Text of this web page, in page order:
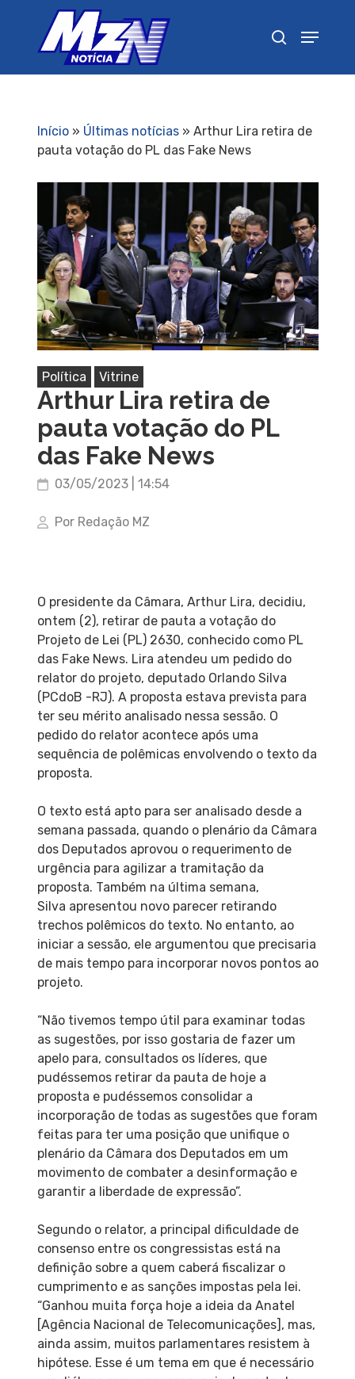
Início» Últimas notícias» Arthur Lira retira de
pauta votação do PL das Fake News
Política Vitrine
Arthur Lira retira de
pauta votação do PL
das Fake News
03/05/2023 | 14:54
Por Redação MZ
O presidente da Câmara, Arthur Lira, decidiu,
ontem (2), retirar de pauta a votação do
Projeto de Lei (PL) 2630, conhecido como PL
das Fake News. Lira atendeu um pedido do
relator do projeto, deputado Orlando Silva
(PCdoB -RJ). A proposta estava prevista para
ter seu mérito analisado nessa sessão. O
pedido do relator acontece após uma
sequência de polêmicas envolvendo o texto da
proposta.
O texto está apto para ser analisado desde a
semana passada, quando o plenário da Câmara
dos Deputados aprovou o requerimento de
urgência para agilizar a tramitação da
proposta. Também na última semana,
Silva apresentou novo parecer retirando
trechos polêmicos do texto. No entanto, ao
iniciar a sessão, ele argumentou que precisaria
de mais tempo para incorporar novos pontos ao
projeto.
“Não tivemos tempo útil para examinar todas
as sugestões, por isso gostaria de fazer um
apelo para, consultados os líderes, que
pudéssemos retirar da pauta de hoje a
proposta e pudéssemos consolidar a
incorporação de todas as sugestões que foram
feitas para ter uma posição que unifique o
plenário da Câmara dos Deputados em um
movimento de combater a desinformação e
garantir a liberdade de expressão”.
Segundo o relator, a principal dificuldade de
consenso entre os congressistas está na
definição sobre a quem caberá fiscalizar o
cumprimento e as sanções impostas pela lei.
“Ganhou muita força hoje a ideia da Anatel
[Agência Nacional de Telecomunicações], mas,
ainda assim, muitos parlamentares resistem à
hipótese. Esse é um tema em que é necessário